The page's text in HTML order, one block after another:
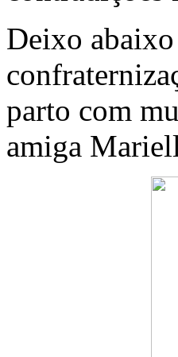
Deixo
parto com
amiga